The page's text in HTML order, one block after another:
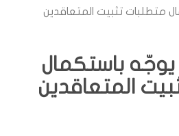
متطلبات تثبيت المتعاقدين
يوجّه باستكمال
المتعاقدين